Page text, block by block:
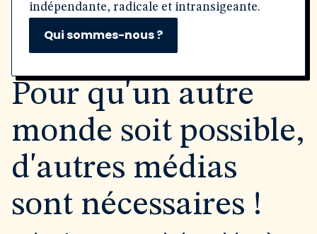
indépendante, radicale et intransigeante.
Qui sommes-nous ?
Pour qu'un autre
monde soit possible,
d'autres médias
sont nécessaires !